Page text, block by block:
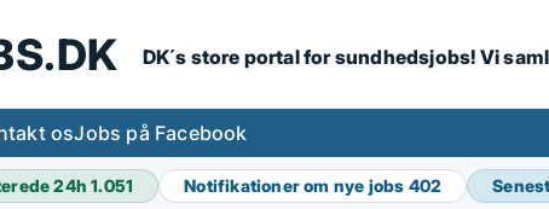
DK´s store portal for sundhedsjobs! Vi
osJobs på Facebook
24h1.051 Notifikationer om nye jobs 402